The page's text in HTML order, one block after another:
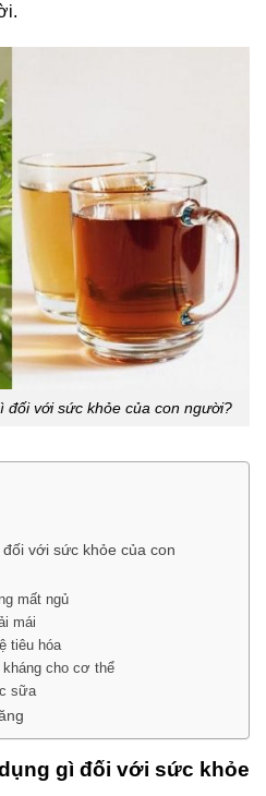
đối với sức khỏe của con người?
với sức khỏe của con
mất ngủ
mái
tiêu hóa
cho cơ thể
sữa
gì đối với sức khỏe